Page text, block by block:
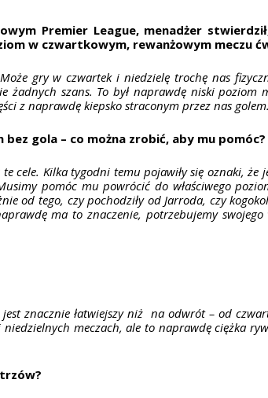
Premier League, menadżer
w czwartkowym, rewanżowym meczu
gry w czwartek i niedzielę trochę nas
żadnych szans. To był naprawdę niski poziom
z naprawdę kiepsko straconym przez nas
gola – co można zrobić, aby mu pomóc?
cele. Kilka tygodni temu pojawiły się oznaki, że
pomóc mu powrócić do właściwego
od tego, czy pochodziły od Jarroda, czy
ma to znaczenie, potrzebujemy
znacznie łatwiejszy niż na odwrót – od
meczach, ale to naprawdę ciężka